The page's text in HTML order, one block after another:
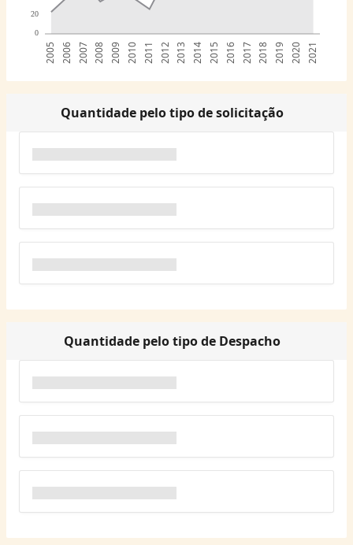
0
20
2005 2006 2007 2008 2009 2010 2011 2012 2013 2014 2015 2016 2017 2018 2019 2020 2021
Quantidade pelo tipo de solicitação
Quantidade pelo tipo de Despacho